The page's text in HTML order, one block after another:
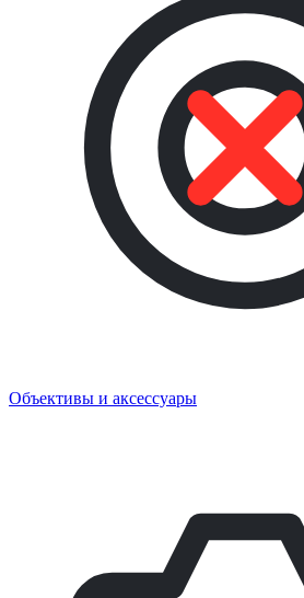
Объективы и аксессуары